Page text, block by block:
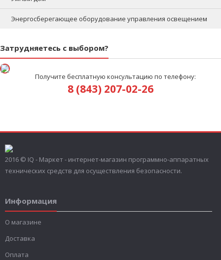
Энергосберегающее оборудование управления освещением
Затрудняетесь с выбором?
Получите бесплатную консультацию по телефону:
8 (843) 207-02-26
2016 © IQ - Маркет - интернет-магазин программно-аппаратных
технических средств для осуществления безопасности.
Информация
О магазине
Доставка
Оплата